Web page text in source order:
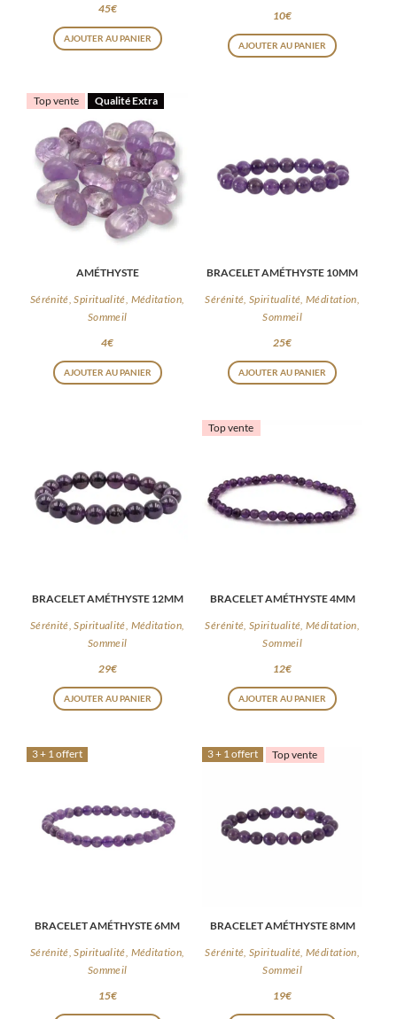
45€
AJOUTER AU PANIER
10€
AJOUTER AU PANIER
Top vente Qualité Extra
AMÉTHYSTE
Sérénité, Spiritualité, Méditation,
Sommeil
4€
AJOUTER AU PANIER
BRACELET AMÉTHYSTE 10MM
Sérénité, Spiritualité, Méditation,
Sommeil
25€
AJOUTER AU PANIER
BRACELET AMÉTHYSTE 12MM
Sérénité, Spiritualité, Méditation,
Sommeil
29€
AJOUTER AU PANIER
Top vente
BRACELET AMÉTHYSTE 4MM
Sérénité, Spiritualité, Méditation,
Sommeil
12€
AJOUTER AU PANIER
3 + 1 offert
BRACELET AMÉTHYSTE 6MM
Sérénité, Spiritualité, Méditation,
Sommeil
15€
3 + 1 offert Top vente
BRACELET AMÉTHYSTE 8MM
Sérénité, Spiritualité, Méditation,
Sommeil
19€